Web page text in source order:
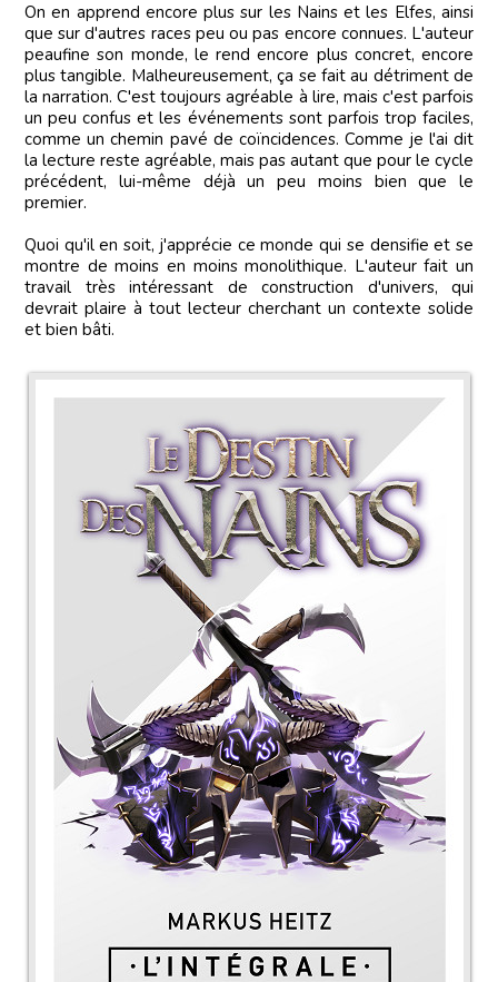
On en apprend encore plus sur les Nains et les Elfes, ainsi
que sur d'autres races peu ou pas encore connues. L'auteur
peaufine son monde, le rend encore plus concret, encore
plus tangible. Malheureusement, ça se fait au détriment de
la narration. C'est toujours agréable à lire, mais c'est parfois
un peu confus et les événements sont parfois trop faciles,
comme un chemin pavé de coïncidences. Comme je l'ai dit
la lecture reste agréable, mais pas autant que pour le cycle
précédent, lui-même déjà un peu moins bien que le
premier.
Quoi qu'il en soit, j'apprécie ce monde qui se densifie et se
montre de moins en moins monolithique. L'auteur fait un
travail très intéressant de construction d'univers, qui
devrait plaire à tout lecteur cherchant un contexte solide
et bien bâti.